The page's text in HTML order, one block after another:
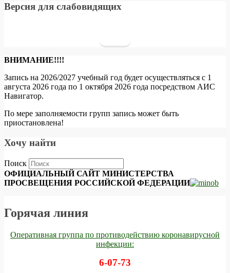
Версия для слабовидящих
ВНИМАНИЕ!!!!
Запись на 2026/2027 учебный год будет осуществляться с 1
августа 2026 года по 1 октября 2026 года посредством АИС
Навигатор.
По мере заполняемости групп запись может быть
приостановлена!
Хочу найти
Поиск
ОФИЦИАЛЬНЫЙ САЙТ МИНИСТЕРСТВА
ПРОСВЕЩЕНИЯ РОССИЙСКОЙ ФЕДЕРАЦИИ
Горячая линия
Оперативная группа по противодействию коронавирусной
инфекции:
6-07-73